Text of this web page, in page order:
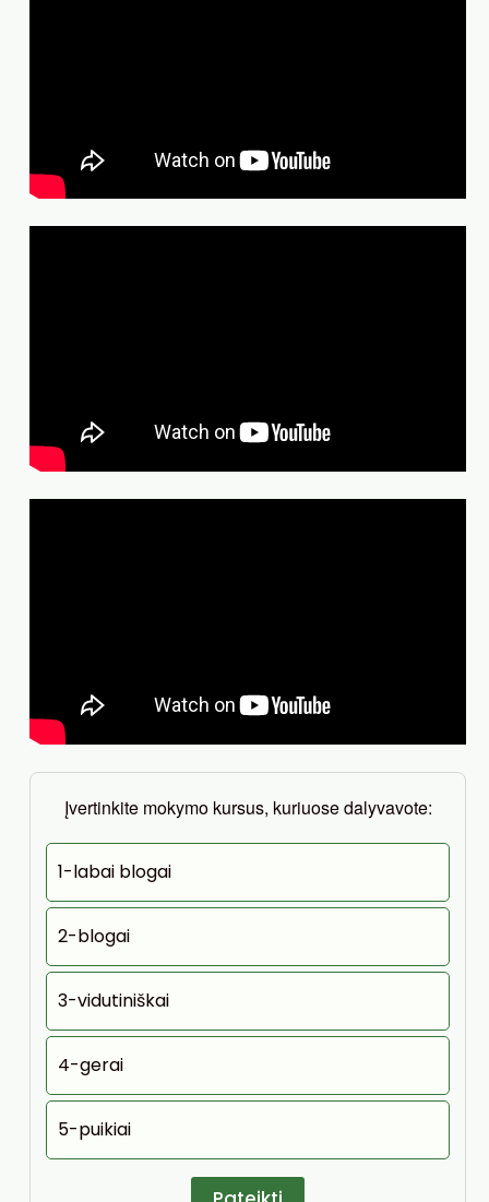
Įvertinkite mokymo kursus, kuriuose dalyvavote:
1-labai blogai
2-blogai
3-vidutiniškai
4-gerai
5-puikiai